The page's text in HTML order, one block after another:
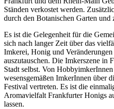
Ständen verkostet werden.
durch den Botanischen Garten
Es ist die Gelegenheit für die
sich nach langer Zeit über das
Imkerei, Honig und
auszutauschen. Die Imkerszene in
Stadt selbst. Von
wesensgemäßen ImkerInnen über
Festival vertreten. Es ist die
Aromavielfalt Frankfurter Honigs
lassen.